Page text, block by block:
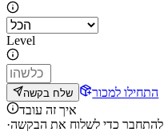
Level
שלח בקשה
התחילו למכור
איך זה עובד
·